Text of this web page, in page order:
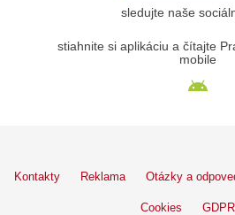
sledujte naše
stiahnite si aplikáciu a čítajte
mobile
Kontakty Reklama Otázky a
Cookies GDPR